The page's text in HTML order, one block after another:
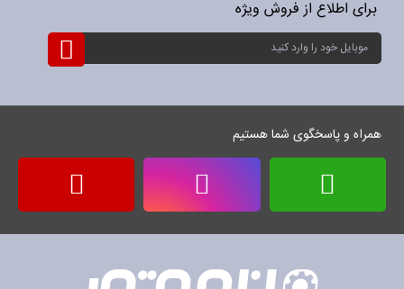
برای اطلاع از فروش ویژه
ثبت
برای
همراه و پاسخگوی شما هستیم